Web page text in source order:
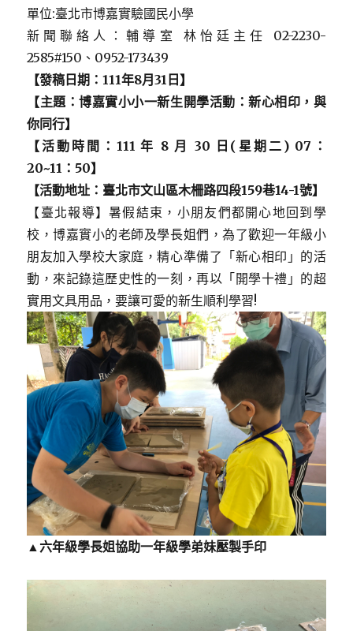
單位:臺北市博嘉實驗國民小學
新聞聯絡人：輔導室 林怡廷主任 02-2230-
2585#150、0952-173439
【發稿日期：111年8月31日】
【主題：博嘉實小小一新生開學活動：新心相印，與
你同行】
【活動時間：111 年 8 月 30 日(星期二) 07：
20~11：50】
【活動地址：臺北市文山區木柵路四段159巷14-1號】
【臺北報導】暑假結束，小朋友們都開心地回到學
校，博嘉實小的老師及學長姐們，為了歡迎一年級小
朋友加入學校大家庭，精心準備了「新心相印」的活
動，來記錄這歷史性的一刻，再以「開學十禮」的超
實用文具用品，要讓可愛的新生順利學習!
▲六年級學長姐協助一年級學弟妹壓製手印